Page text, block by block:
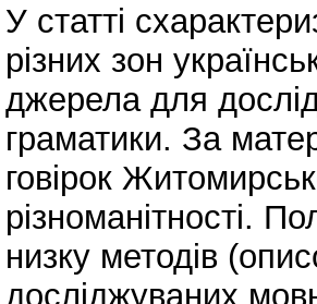
У статті
різних зон
джерела для
граматики. За
говірок
різноманітності.
низку методів
досліджуваних